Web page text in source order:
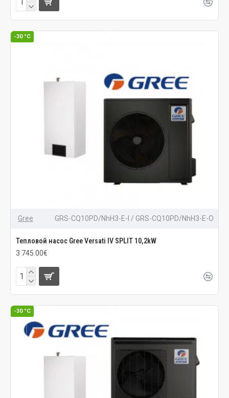
-30 °C
Gree GRS-CQ10PD/NhH3-E-I / GRS-CQ10PD/NhH3-E-O
Тепловой насос Gree Versati IV SPLIT 10,2kW
3 745.00€
-30 °C